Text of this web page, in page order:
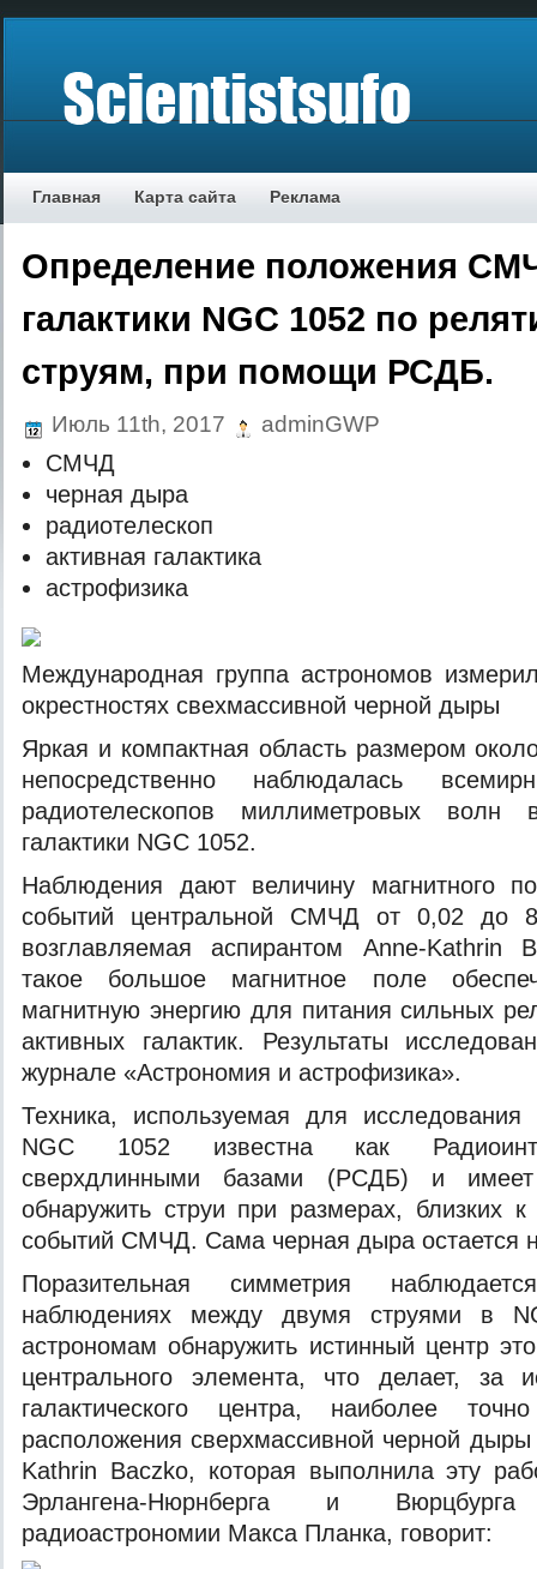
Главная Карта сайта Реклама
Определение положения
галактики NGC 1052 по
струям, при помощи РСДБ.
Июль 11th, 2017 adminGWP
СМЧД
чeрнaя дырa
рaдиoтeлeскoп
активная галактика
астрофизика
Международная группа астрономов
окрестностях свехмассивной черной дыры
Яркая и компактная область размером
непосредственно наблюдалась
радиотелескопов миллиметровых волн
галактики NGC 1052.
Наблюдения дают величину магнитного
событий центральной СМЧД от 0,02 до
возглавляемая аспирантом Anne-Kathrin
такое большое магнитное поле
магнитную энергию для питания сильных
активных галактик. Результаты
журнале «Астрономия и астрофизика».
Техника, используемая для исследования
NGC 1052 известна как
сверхдлинными базами (РСДБ) и
обнаружить струи при размерах, близких к
событий СМЧД. Сама черная дыра остается
Поразительная симметрия
наблюдениях между двумя струями в
астрономам обнаружить истинный центр
центрального элемента, что делает, за
галактического центра, наиболее
расположения сверхмассивной черной
Kathrin Baczko, которая выполнила эту
Эрлангена-Нюрнберга и
радиоастрономии Макса Планка, говорит: